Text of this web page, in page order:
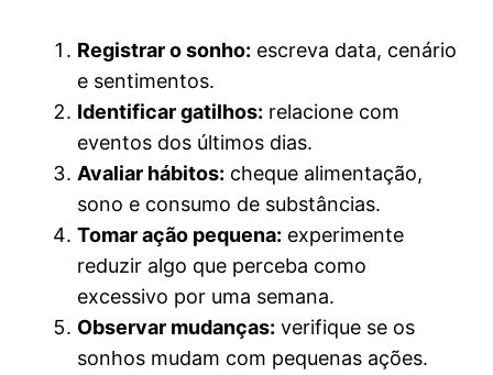
Registrar o sonho: escreva data, cenário
e sentimentos.
Identificar gatilhos: relacione com
eventos dos últimos dias.
Avaliar hábitos: cheque alimentação,
sono e consumo de substâncias.
Tomar ação pequena: experimente
reduzir algo que perceba como
excessivo por uma semana.
Observar mudanças: verifique se os
sonhos mudam com pequenas ações.